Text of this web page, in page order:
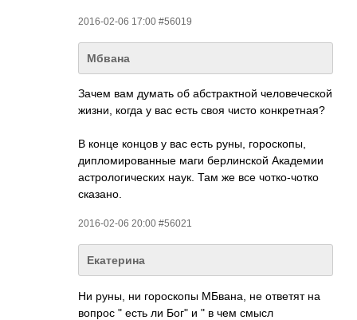
2016-02-06 17:00 #56019
Мбвана
Зачем вам думать об абстрактной человеческой
жизни, когда у вас есть своя чисто конкретная?
В конце концов у вас есть руны, гороскопы,
дипломированные маги берлинской Академии
астрологических наук. Там же все чотко-чотко
сказано.
2016-02-06 20:00 #56021
Екатерина
Ни руны, ни гороскопы МБвана, не ответят на
вопрос " есть ли Бог" и " в чем смысл